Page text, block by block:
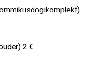
2 €